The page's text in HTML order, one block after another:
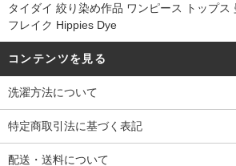
タイダイ 絞り染め作品 ワンピース トップス
フレイク Hippies Dye
コンテンツを見る
洗濯方法について
特定商取引法に基づく表記
配送・送料について